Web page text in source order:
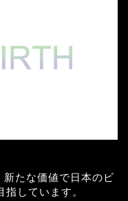
たな価値で日本のビ
しています。